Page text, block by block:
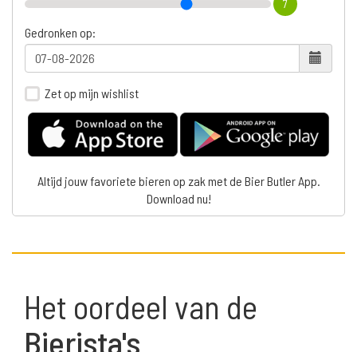
7
Gedronken op:
Zet op mijn wishlist
Altijd jouw favoriete bieren op zak met de Bier Butler App.
Download nu!
Het oordeel van de
Bierista's